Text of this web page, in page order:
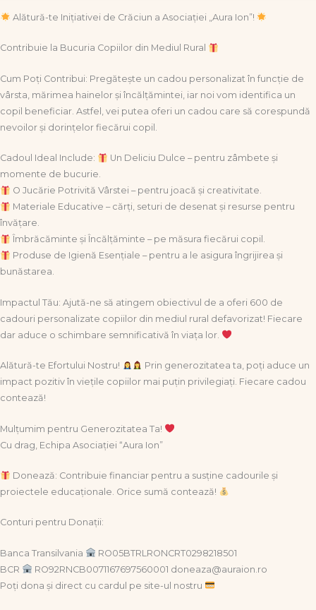
Alătură-te Inițiativei de Crăciun a Asociației „Aura Ion”!
Contribuie la Bucuria Copiilor din Mediul Rural
Cum Poți Contribui: Pregătește un cadou personalizat în funcție de
vârsta, mărimea hainelor și încălțămintei, iar noi vom identifica un
copil beneficiar. Astfel, vei putea oferi un cadou care să corespundă
nevoilor și dorințelor fiecărui copil.
Cadoul Ideal Include:
Un Deliciu Dulce – pentru zâmbete și
momente de bucurie.
O Jucărie Potrivită Vârstei – pentru joacă și creativitate.
Materiale Educative – cărți, seturi de desenat și resurse pentru
învățare.
Îmbrăcăminte și Încălțăminte – pe măsura fiecărui copil.
Produse de Igienă Esențiale – pentru a le asigura îngrijirea și
bunăstarea.
Impactul Tău: Ajută-ne să atingem obiectivul de a oferi 600 de
cadouri personalizate copiilor din mediul rural defavorizat! Fiecare
dar aduce o schimbare semnificativă în viața lor.
Alătură-te Efortului Nostru!
Prin generozitatea ta, poți aduce un
impact pozitiv în viețile copiilor mai puțin privilegiați. Fiecare cadou
contează!
Mulțumim pentru Generozitatea Ta!
Cu drag, Echipa Asociației “Aura Ion”
Donează: Contribuie financiar pentru a susține cadourile și
proiectele educaționale. Orice sumă contează!
Conturi pentru Donații:
Banca Transilvania
RO05BTRLRONCRT0298218501
BCR
RO92RNCB0071167697560001 doneaza@auraion.ro
Poți dona și direct cu cardul pe site-ul nostru